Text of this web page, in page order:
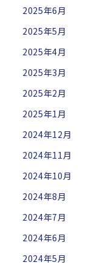
2025年6月
2025年5月
2025年4月
2025年3月
2025年2月
2025年1月
2024年12月
2024年11月
2024年10月
2024年8月
2024年7月
2024年6月
2024年5月